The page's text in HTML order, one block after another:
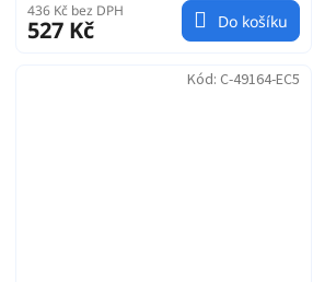
436 Kč bez DPH
527 Kč Do košíku
Kód: C-49164-EC5